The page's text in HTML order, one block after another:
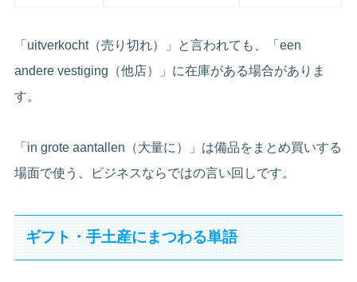
「uitverkocht（売り切れ）」と言われても、「een
andere vestiging（他店）」に在庫がある場合がありま
す。
「in grote aantallen（大量に）」は備品をまとめ買いする
場面で使う、ビジネスならではの言い回しです。
ギフト・手土産にまつわる単語